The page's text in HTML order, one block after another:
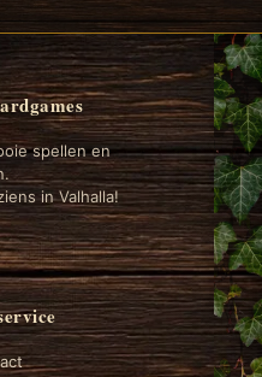
spellen en
in Valhalla!